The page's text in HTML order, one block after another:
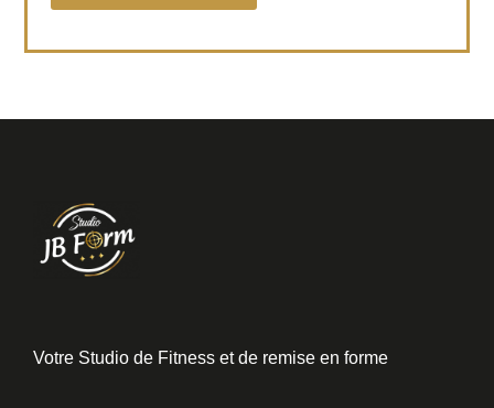
Votre Studio de Fitness et de remise en forme